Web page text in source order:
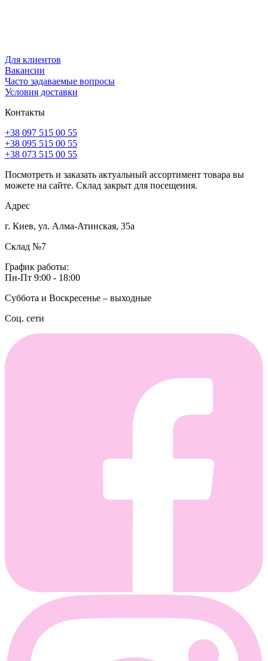
Для клиентов
Вакансии
Часто задаваемые вопросы
Условия доставки
Контакты
+38 097 515 00 55
+38 095 515 00 55
+38 073 515 00 55
Посмотреть и заказать актуальный ассортимент товара вы
можете на сайте. Склад закрыт для посещения.
Адрес
г. Киев, ул. Алма-Атинская, 35а
Склад №7
График работы:
Пн-Пт 9:00 - 18:00
Суббота и Воскресенье – выходные
Соц. сети